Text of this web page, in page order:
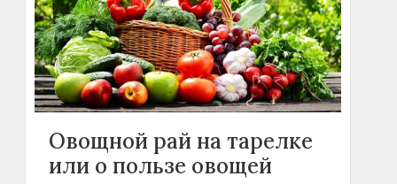
Овощной рай на тарелке
или о пользе овощей